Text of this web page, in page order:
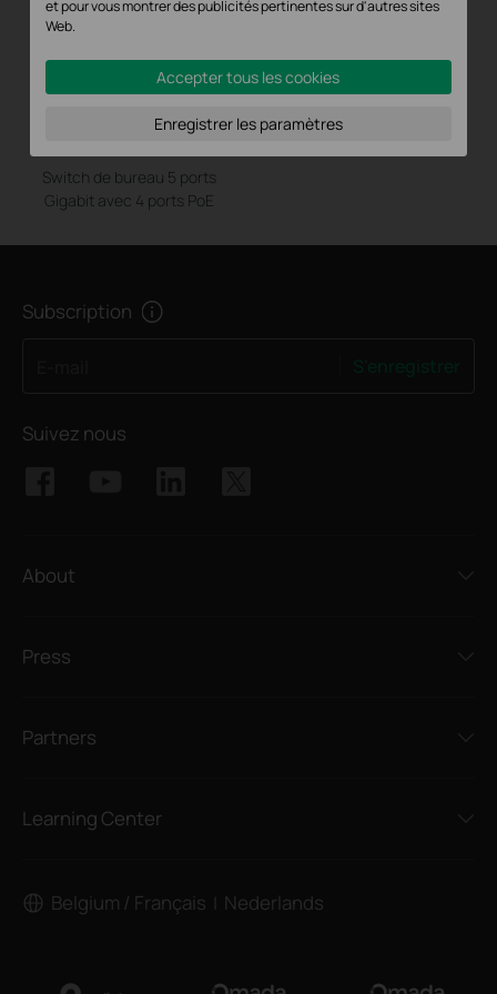
Switch de bureau 5 ports
Gigabit avec 4 ports PoE
Subscription
Suivez nous
About
Press
Partners
Learning Center
Belgium / Français Nederlands
et pour vous montrer des publicités pertinentes sur d'autres sites
Web.
Accepter tous les cookies
Enregistrer les paramètres